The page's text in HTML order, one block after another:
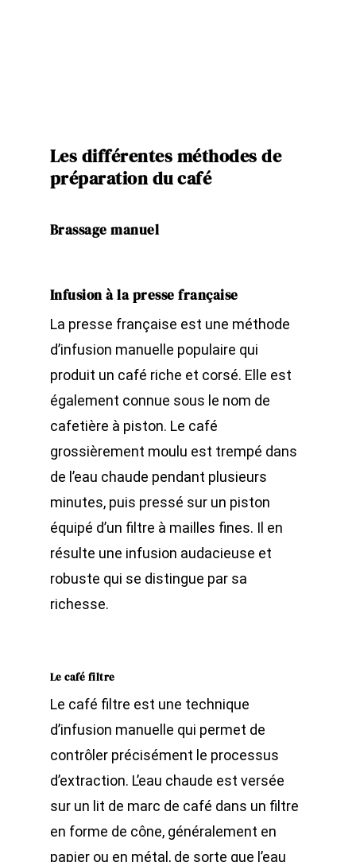
Les différentes méthodes de
préparation du café
Brassage manuel
Infusion à la presse française
La presse française est une méthode
d’infusion manuelle populaire qui
produit un café riche et corsé. Elle est
également connue sous le nom de
cafetière à piston. Le café
grossièrement moulu est trempé dans
de l’eau chaude pendant plusieurs
minutes, puis pressé sur un piston
équipé d’un filtre à mailles fines. Il en
résulte une infusion audacieuse et
robuste qui se distingue par sa
richesse.
Le café filtre
Le café filtre est une technique
d’infusion manuelle qui permet de
contrôler précisément le processus
d’extraction. L’eau chaude est versée
sur un lit de marc de café dans un filtre
en forme de cône, généralement en
papier ou en métal, de sorte que l’eau